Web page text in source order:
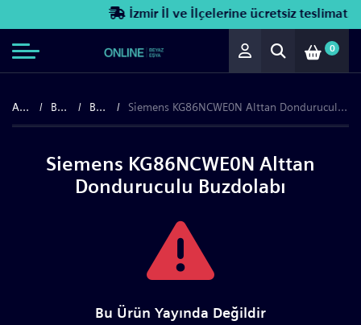
İzmir İl ve İlçelerine ücretsiz teslimat!
0
Anasayfa Beyaz Eşya Buzdolapları Siemens KG86NCWE0N Alttan Donduruculu Buzdolabı
Siemens KG86NCWE0N Alttan
Donduruculu Buzdolabı
Bu Ürün Yayında Değildir